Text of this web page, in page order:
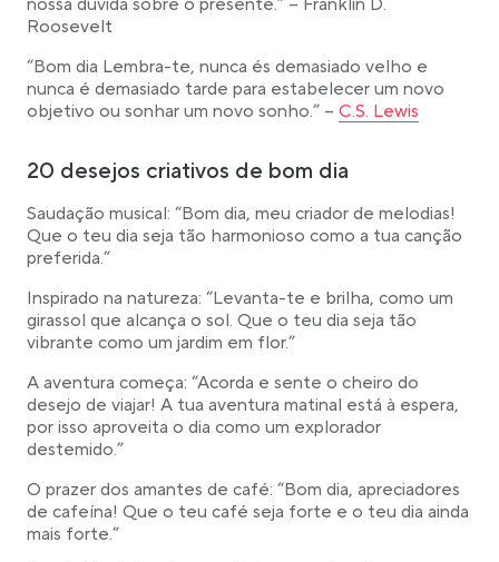
nossa dúvida sobre o presente.” – Franklin D.
Roosevelt
“Bom dia Lembra-te, nunca és demasiado velho e
nunca é demasiado tarde para estabelecer um novo
objetivo ou sonhar um novo sonho.” – Link opens in a
C.S. Lewis
20 desejos criativos de bom dia
Saudação musical: “Bom dia, meu criador de melodias!
Que o teu dia seja tão harmonioso como a tua canção
preferida.”
Inspirado na natureza: “Levanta-te e brilha, como um
girassol que alcança o sol. Que o teu dia seja tão
vibrante como um jardim em flor.”
A aventura começa: “Acorda e sente o cheiro do
desejo de viajar! A tua aventura matinal está à espera,
por isso aproveita o dia como um explorador
destemido.”
O prazer dos amantes de café: “Bom dia, apreciadores
de cafeína! Que o teu café seja forte e o teu dia ainda
mais forte.”